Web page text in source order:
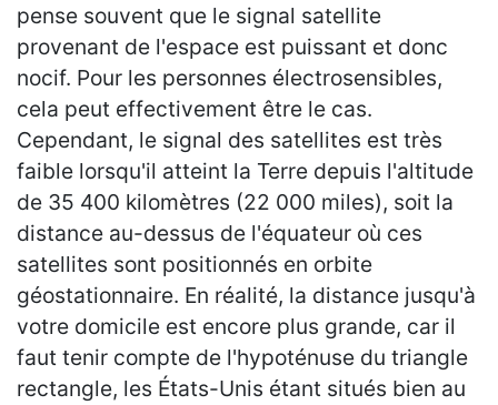
pense souvent que le signal satellite
provenant de l'espace est puissant et donc
nocif. Pour les personnes électrosensibles,
cela peut effectivement être le cas.
Cependant, le signal des satellites est très
faible lorsqu'il atteint la Terre depuis l'altitude
de 35 400 kilomètres (22 000 miles), soit la
distance au-dessus de l'équateur où ces
satellites sont positionnés en orbite
géostationnaire. En réalité, la distance jusqu'à
votre domicile est encore plus grande, car il
faut tenir compte de l'hypoténuse du triangle
rectangle, les États-Unis étant situés bien au